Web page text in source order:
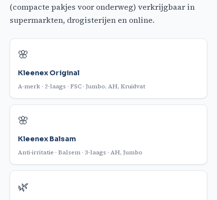
(compacte pakjes voor onderweg) verkrijgbaar in
supermarkten, drogisterijen en online.
🌸
Kleenex Original
A-merk · 2-laags · FSC · Jumbo, AH, Kruidvat
🌸
Kleenex Balsam
Anti-irritatie · Balsem · 3-laags · AH, Jumbo
🌿